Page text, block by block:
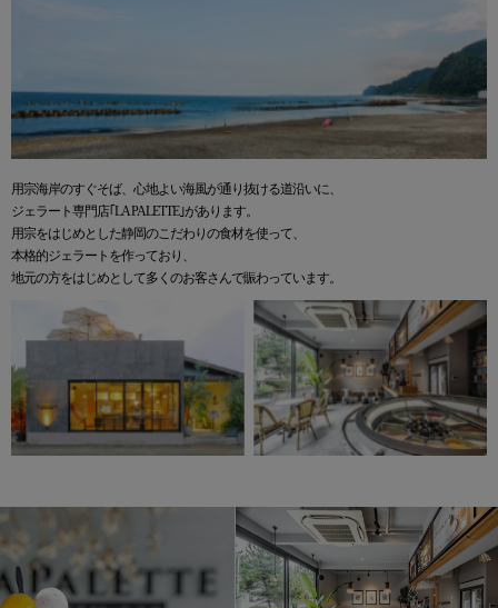
用宗海岸のすぐそば、心地よい海風が通り抜ける道沿いに、
ジェラート専門店｢LA PALETTE｣があります。
用宗をはじめとした静岡のこだわりの食材を使って、
本格的ジェラートを作っており、
地元の方をはじめとして多くのお客さんで賑わっています。